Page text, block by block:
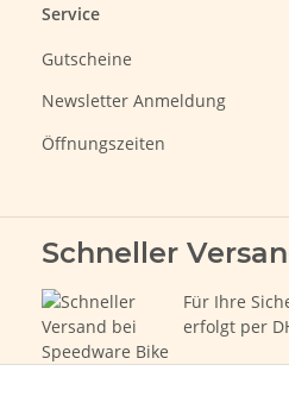
Service
Gutscheine
Newsletter Anmeldung
Öffnungszeiten
Schneller
Für Ihre
erfolgt per